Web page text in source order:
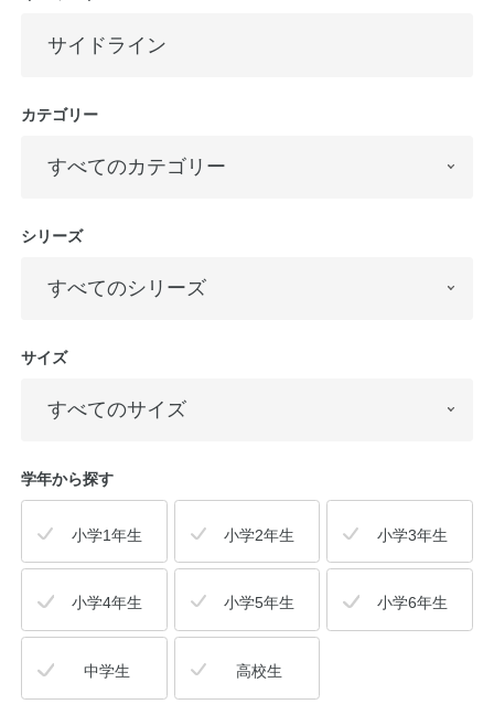
カテゴリー
シリーズ
サイズ
学年から探す
小学1年生 小学2年生 小学3年生
小学4年生 小学5年生 小学6年生
中学生 高校生